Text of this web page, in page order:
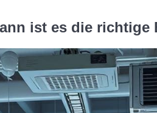
ist es die richtige